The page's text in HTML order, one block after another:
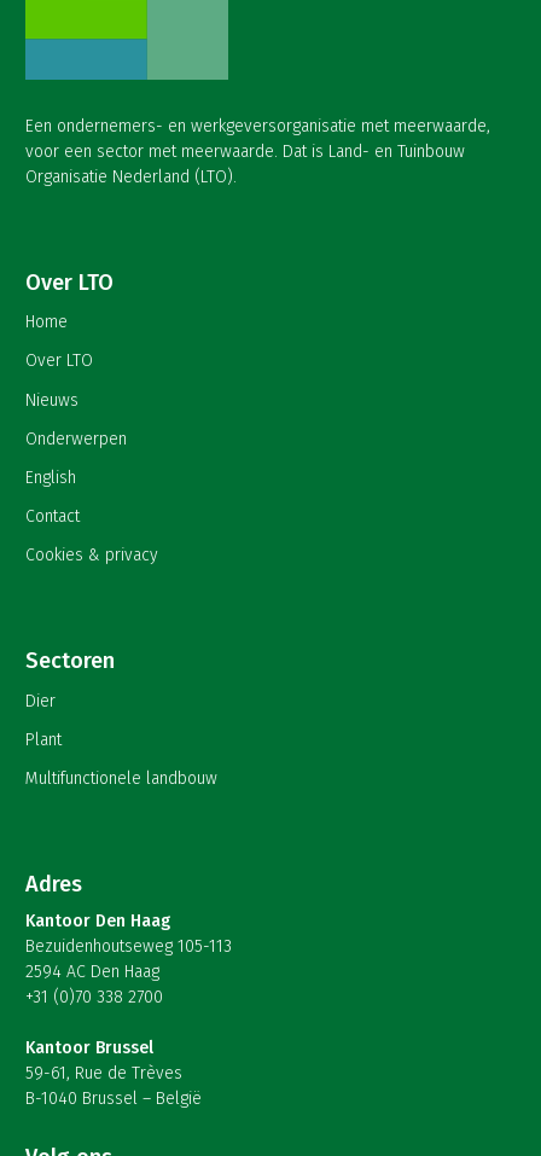
Een ondernemers- en werkgeversorganisatie met meerwaarde,
voor een sector met meerwaarde. Dat is Land- en Tuinbouw
Organisatie Nederland (LTO).
Over LTO
Home
Over LTO
Nieuws
Onderwerpen
English
Contact
Cookies & privacy
Sectoren
Dier
Plant
Multifunctionele landbouw
Adres
Kantoor Den Haag
Bezuidenhoutseweg 105-113
2594 AC Den Haag
+31 (0)70 338 2700
Kantoor Brussel
59-61, Rue de Trèves
B-1040 Brussel – België